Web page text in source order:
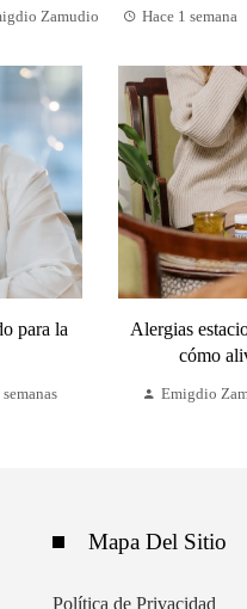
Zamudio Hace 1 semana
para la
Alergias
cómo
Emigdio
Mapa Del Sitio
Política de Privacidad